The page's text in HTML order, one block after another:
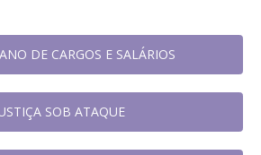
DE CARGOS E SALÁRIOS
SOB ATAQUE